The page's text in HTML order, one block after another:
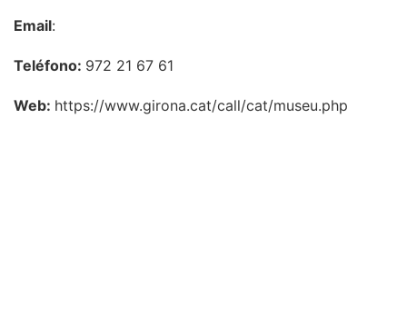
Email:
Teléfono: 972 21 67 61
Web: https://www.girona.cat/call/cat/museu.php